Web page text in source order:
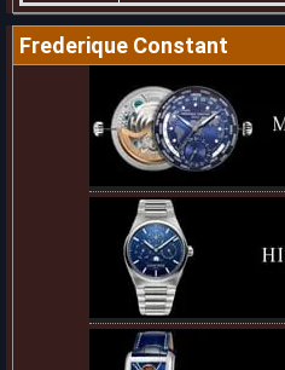
Frederique Constant